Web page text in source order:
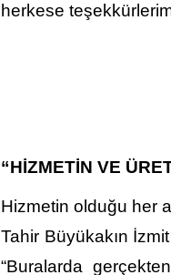
herkese
“HİZMETİN VE
Hizmetin olduğu her
Tahir Büyükakın
“Buralarda